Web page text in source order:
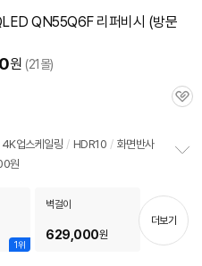
QN55Q6F 리퍼비시 (방문
원 (21몰)
관
4K업스케일링 / HDR10 / 화면반사
원
치
기
1위
벽걸이
629,000원
더보기